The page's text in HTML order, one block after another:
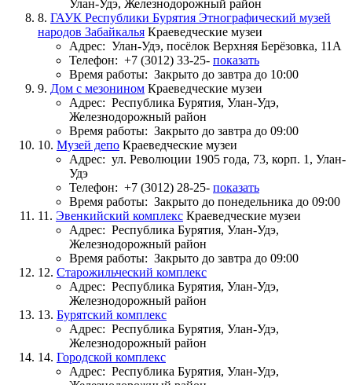
Улан-Удэ, Железнодорожный район
8. ГАУК Республики Бурятия Этнографический музей
народов Забайкалья Краеведческие музеи
Адрес: Улан-Удэ, посёлок Верхняя Берёзовка, 11А
Телефон: +7 (3012) 33-25- показать
Время работы: Закрыто до завтра до 10:00
9. Дом с мезонином Краеведческие музеи
Адрес: Республика Бурятия, Улан-Удэ,
Железнодорожный район
Время работы: Закрыто до завтра до 09:00
10. Музей депо Краеведческие музеи
Адрес: ул. Революции 1905 года, 73, корп. 1, Улан-
Удэ
Телефон: +7 (3012) 28-25- показать
Время работы: Закрыто до понедельника до 09:00
11. Эвенкийский комплекс Краеведческие музеи
Адрес: Республика Бурятия, Улан-Удэ,
Железнодорожный район
Время работы: Закрыто до завтра до 09:00
12. Старожильческий комплекс
Адрес: Республика Бурятия, Улан-Удэ,
Железнодорожный район
13. Бурятский комплекс
Адрес: Республика Бурятия, Улан-Удэ,
Железнодорожный район
14. Городской комплекс
Адрес: Республика Бурятия, Улан-Удэ,